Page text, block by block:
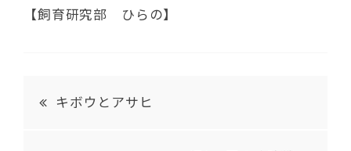
【飼育研究部 ひらの】
キボウとアサヒ